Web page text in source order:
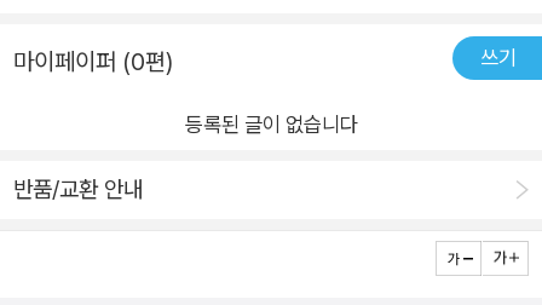
른 물체에 어떤식으로든 영향을 미치는 경우가 많고 때론 이용당
하는 경우도 있다. scp 와 관련된 사건이나 어떻게 발견했고 또
격리를 시키는지에 대한 정보도 실려있어 흥미진진하다. 이번편
에 감염되어 깨어나지 못하고 있는 제임스요원, 그의 능력은 변칙
의견도 있다. 610의 바이러스로 인한 흉터가 제임스요원의 몸에
마이페이퍼 (0편) 쓰기
등록된 글이 없습니다
반품/교환 안내